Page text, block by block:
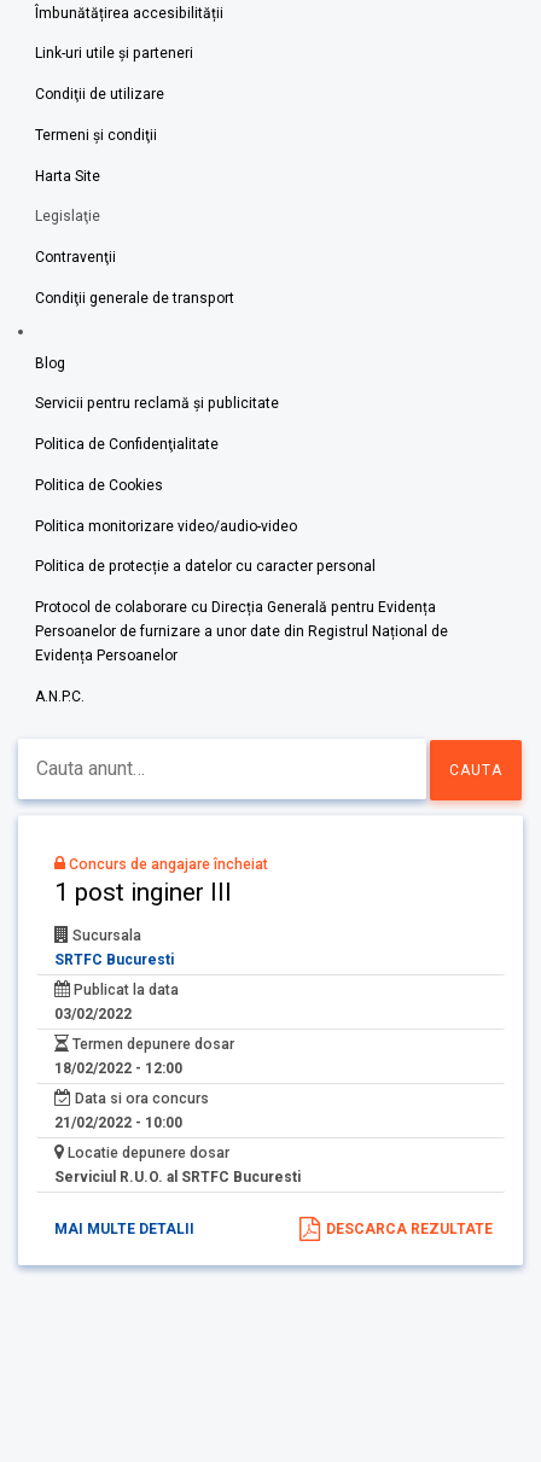
Îmbunătățirea accesibilității
Link-uri utile şi parteneri
Condiţii de utilizare
Termeni şi condiţii
Harta Site
Legislaţie
Contravenţii
Condiţii generale de transport
Blog
Servicii pentru reclamă și publicitate
Politica de Confidenţialitate
Politica de Cookies
Politica monitorizare video/audio-video
Politica de protecție a datelor cu caracter personal
Protocol de colaborare cu Direcția Generală pentru Evidența
Persoanelor de furnizare a unor date din Registrul Național de
Evidența Persoanelor
A.N.P.C.
Concurs de angajare încheiat
1 post inginer III
Sucursala
SRTFC Bucuresti
Publicat la data
03/02/2022
Termen depunere dosar
18/02/2022 - 12:00
Data si ora concurs
21/02/2022 - 10:00
Locatie depunere dosar
Serviciul R.U.O. al SRTFC Bucuresti
MAI MULTE DETALII DESCARCA REZULTATE